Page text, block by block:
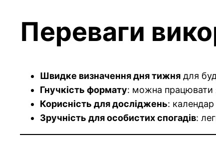
Переваги
Швидке визначення дня тижня для
Гнучкість формату: можна працювати
Корисність для досліджень: календар
Зручність для особистих спогадів: